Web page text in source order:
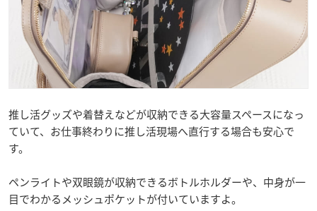
推し活グッズや着替えなどが収納できる大容量スペースになっ
ていて、お仕事終わりに推し活現場へ直行する場合も安心で
す。
ペンライトや双眼鏡が収納できるボトルホルダーや、中身が一
目でわかるメッシュポケットが付いていますよ。